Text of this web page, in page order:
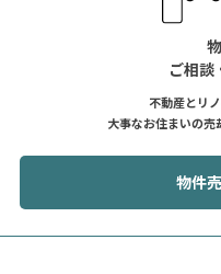
ご相談
不動産とリ
大事なお住まいの売
物件